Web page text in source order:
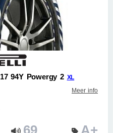
17 94Y Powergy 2 XL
Meer info
69 A+